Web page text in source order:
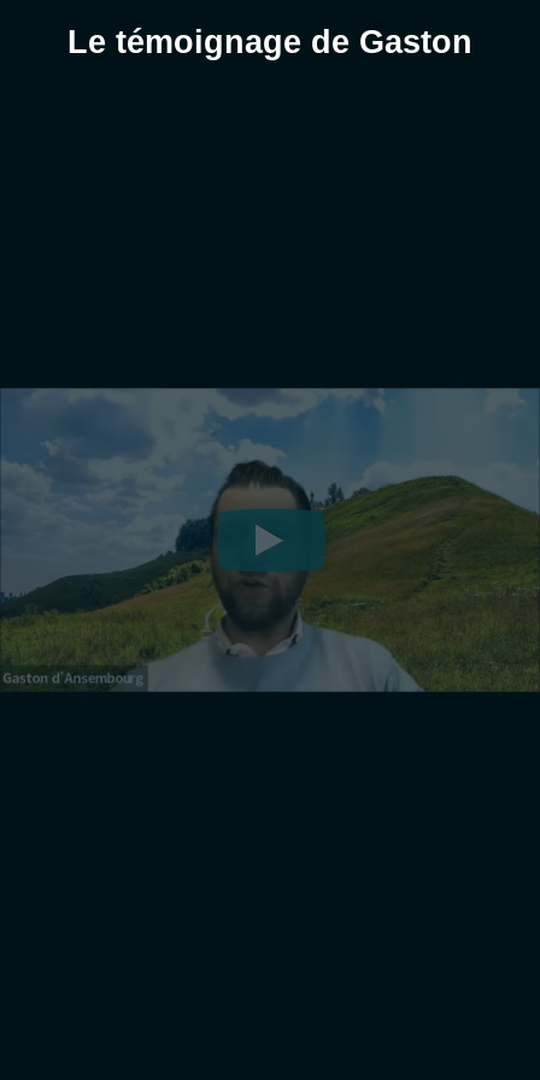
Le témoignage de Gaston